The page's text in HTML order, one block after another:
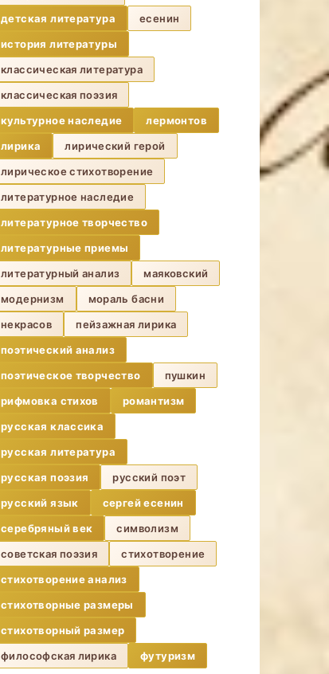
детская литература
есенин
история литературы
классическая литература
классическая поэзия
культурное наследие
лермонтов
лирика
лирический герой
лирическое стихотворение
литературное наследие
литературное творчество
литературные приемы
литературный анализ
маяковский
модернизм
мораль басни
некрасов
пейзажная лирика
поэтический анализ
поэтическое творчество
пушкин
рифмовка стихов
романтизм
русская классика
русская литература
русская поэзия
русский поэт
русский язык
сергей есенин
серебряный век
символизм
советская поэзия
стихотворение
стихотворение анализ
стихотворные размеры
стихотворный размер
философская лирика
футуризм